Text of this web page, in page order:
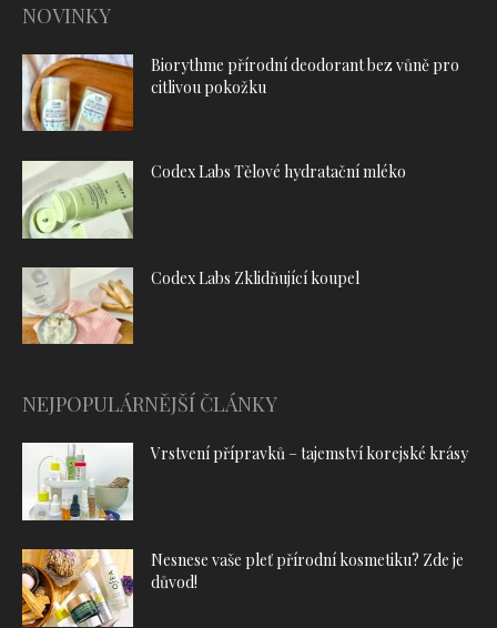
NOVINKY
Biorythme přírodní deodorant bez vůně pro
citlivou pokožku
Codex Labs Tělové hydratační mléko
Codex Labs Zklidňující koupel
NEJPOPULÁRNĚJŠÍ ČLÁNKY
Vrstvení přípravků – tajemství korejské krásy
Nesnese vaše pleť přírodní kosmetiku? Zde je
důvod!